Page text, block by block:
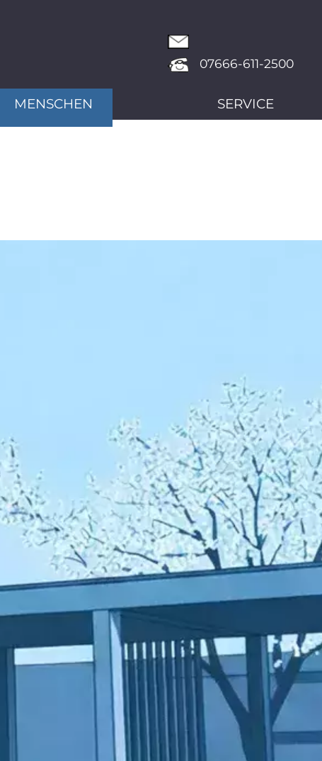
07666-611-2500
MENSCHEN SERVICE